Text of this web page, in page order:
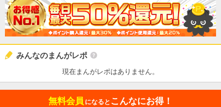
みんなのまんがレポ
現在まんがレポはありません。
無料会員 になると こんなにお得！